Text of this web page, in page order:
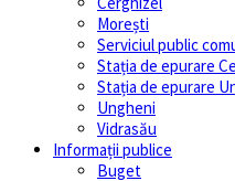
Morești
Serviciul public
Stația de epurare
Stația de epurare
Ungheni
Vidrasău
Informații publice
Buget